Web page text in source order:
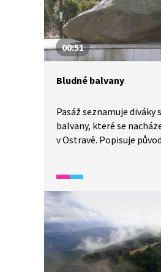
00:51
Bludné balvany
Pasáž seznamuje diváky
balvany, které se
v Ostravě. Popisuje